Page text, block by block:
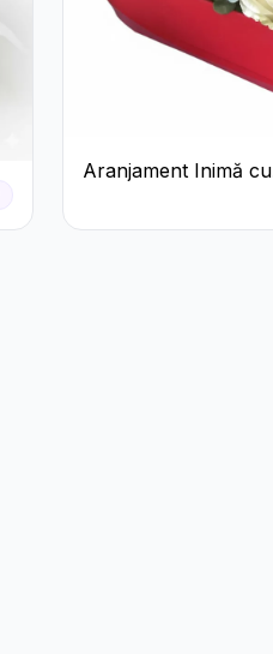
Aranjament Inimă cu
Ferrero